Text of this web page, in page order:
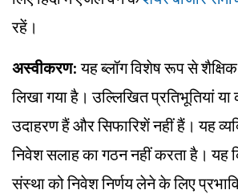
रहें।
अस्वीकरण: यह ब्लॉग विशेष रूप से शैक्षिक
लिखा गया है। उल्लिखित प्रतिभूतियां
उदाहरण हैं और सिफारिशें नहीं हैं। यह
निवेश सलाह का गठन नहीं करता है। यह
संस्था को निवेश निर्णय लेने के लिए